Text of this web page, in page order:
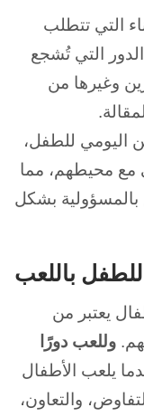
التي تتطلب
التي تُشجع
وغيرها من
اليومي للطفل،
مع محيطهم، مما
بالمسؤولية بشكل
للطفل باللعب
يعتبر من
وللعب دورًا
يلعب الأطفال
والتعاون،